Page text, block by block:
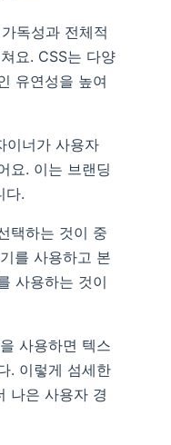
독성과 전체적
요. CSS는 다양
유연성을 높여
너가 사용자
요. 이는 브랜딩
다.
택하는 것이 중
를 사용하고 본
사용하는 것이
사용하면 텍스
. 이렇게 섬세한
나은 사용자 경